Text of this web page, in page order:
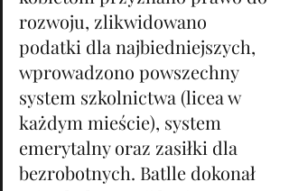
rozwoju, zlikwidowano
podatki dla najbiedniejszych,
wprowadzono powszechny
system szkolnictwa (licea w
każdym mieście), system
emerytalny oraz zasiłki dla
bezrobotnych. Batlle dokonał